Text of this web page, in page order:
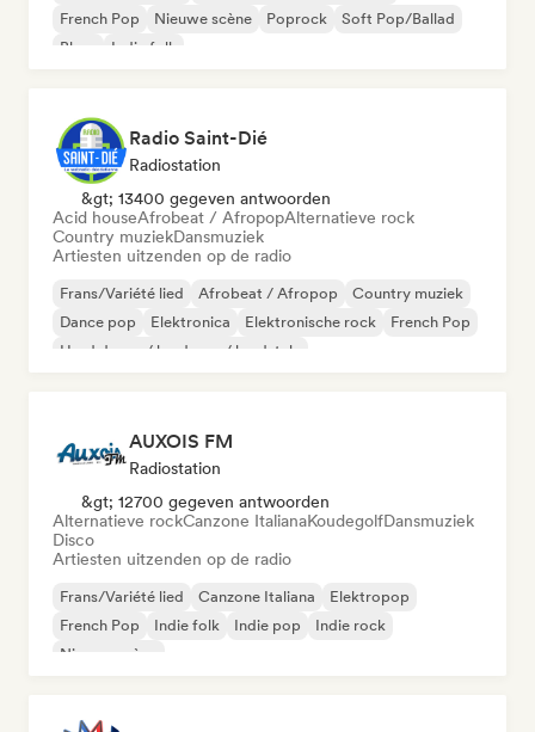
French Pop
Nieuwe scène Poprock
Soft Pop/Ballad
Blues
Indie folk
Radio Saint-Dié
Radiostation
&gt; 13400 gegeven antwoorden
Acid houseAfrobeat / AfropopAlternatieve rock
Country muziekDansmuziek
Artiesten uitzenden op de radio
Frans/Variété lied Afrobeat / Afropop
Country muziek
Dance pop
Elektronica Elektronische rock
French Pop
Hard dance / hardcore / hardstyle
AUXOIS FM
Radiostation
&gt; 12700 gegeven antwoorden
Alternatieve rockCanzone ItalianaKoudegolfDansmuziek
Disco
Artiesten uitzenden op de radio
Frans/Variété lied Canzone Italiana
Elektropop
French Pop
Indie folk Indie pop
Indie rock
Nieuwe scène